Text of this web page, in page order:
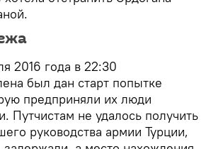
2016 года в 22:30
был дан старт попытке
предприняли их люди
Путчистам не удалось получить
руководства армии Турции,